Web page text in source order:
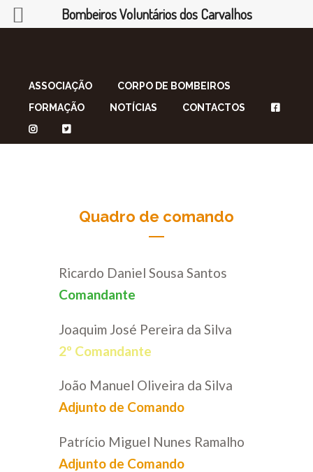
ASSOCIAÇÃO
CORPO DE BOMBEIROS
FORMAÇÃO
NOTÍCIAS CONTACTOS
Quadro de comando
Ricardo Daniel Sousa Santos
Comandante
Joaquim José Pereira da Silva
2º Comandante
João Manuel Oliveira da Silva
Adjunto de Comando
Patrício Miguel Nunes Ramalho
Adjunto de Comando
Bombeiros Voluntários dos Carvalhos